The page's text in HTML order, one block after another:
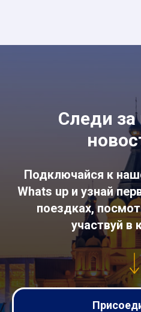
Следи
Подключайся к
Whats up и узнай
поездках,
участвуй в